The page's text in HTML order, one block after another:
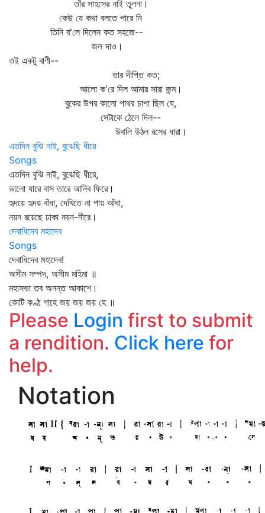
তাঁর সাহসের নাই তুলনা।
কেউ যে কথা বলতে পারে নি
তিনি ব'লে দিলেন কত সহজে--
জল দাও।
ওই একটু বাণী--
তার দীপ্তি কত;
আলো ক'রে দিল আমার সারা জন্ম।
বুকের উপর কালো পাথর চাপা ছিল যে,
সেটাকে ঠেলে দিল--
উথলি উঠল রসের ধারা।
এতদিন বুঝি নাই, বুঝেছি ধীরে
Songs
এতদিন বুঝি নাই, বুঝেছি ধীরে,
ভালো যারে বাস তারে আনিব ফিরে।
হৃদয়ে হৃদয় বাঁধা, দেখিতে না পায় আঁধা,
নয়ন রয়েছে ঢাকা নয়ন-নীরে।
দেবাধিদেব মহাদেব
Songs
দেবাধিদেব মহাদেব!
অসীম সম্পদ, অসীম মহিমা ॥
মহাসভা তব অনন্ত আকাশে।
কোটি কণ্ঠ গাহে জয় জয় জয় হে ॥
Please Login first to submit
a rendition. Click here for
help.
Notation